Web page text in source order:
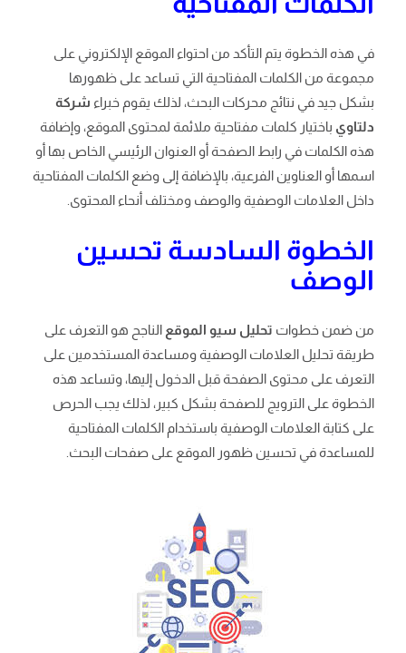
في هذه الخطوة يتم التأكد من احتواء الموقع الإلكتروني على
مجموعة من الكلمات المفتاحية التي تساعد على ظهورها
بشكل جيد في نتائج محركات البحث، لذلك يقوم خبراء شركة
دلتاوي باختيار كلمات مفتاحية ملائمة لمحتوى الموقع، وإضافة
هذه الكلمات في رابط الصفحة أو العنوان الرئيسي الخاص بها أو
اسمها أو العناوين الفرعية، بالإضافة إلى وضع الكلمات المفتاحية
داخل العلامات الوصفية والوصف ومختلف أنحاء المحتوى.
الخطوة السادسة تحسين
الوصف
من ضمن خطوات تحليل سيو الموقع الناجح هو التعرف على
طريقة تحليل العلامات الوصفية ومساعدة المستخدمين على
التعرف على محتوى الصفحة قبل الدخول إليها، وتساعد هذه
الخطوة على الترويج للصفحة بشكل كبير، لذلك يجب الحرص
على كتابة العلامات الوصفية باستخدام الكلمات المفتاحية
للمساعدة في تحسين ظهور الموقع على صفحات البحث.